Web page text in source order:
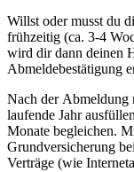
Willst oder musst du
frühzeitig (ca. 3-4
wird dir dann deinen
Abmeldebestätigung
Nach der Abmeldung
laufende Jahr
Monate begleichen.
Grundversicherung
Verträge (wie